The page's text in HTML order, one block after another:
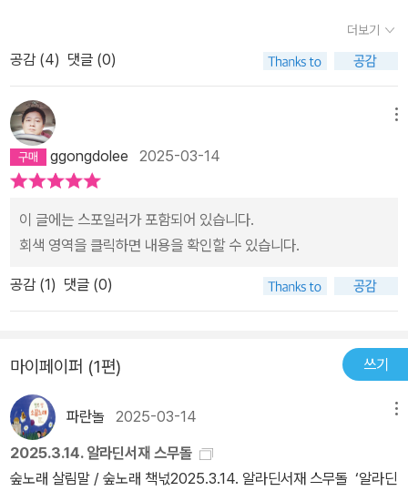
더보기
공감 (4) 댓글 (0)
ggongdolee 2025-03-14
이 글에는 스포일러가 포함되어 있습니다.
회색 영역을 클릭하면 내용을 확인할 수 있습니다.
공감 (1) 댓글 (0)
마이페이퍼 (1편) 쓰기
파란놀 2025-03-14
2025.3.14. 알라딘서재 스무돌
숲노래 살림말 / 숲노래 책넋2025.3.14. 알라딘서재 스무돌 ‘알라딘